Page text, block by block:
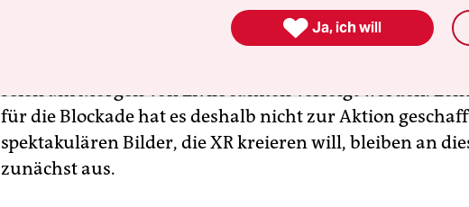
sie damit im vollen Fokus der Polizei. Schon seit den
würden Transporter in Richtung Regierungsviertel
seien am Morgen von Zivilbeamten verfolgt worden.
für die Blockade hat es deshalb nicht zur Aktion
spektakulären Bilder, die XR kreieren will, bleiben an
zunächst aus.
 Ja, ich will